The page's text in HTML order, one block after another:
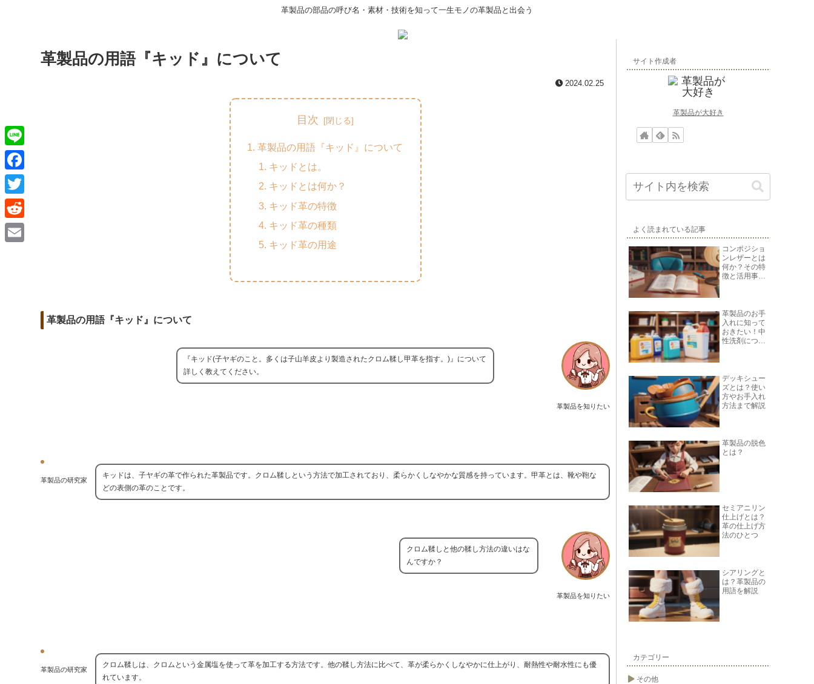
革製品の部品の呼び名・素材・技術を知って一生モノの革製品と出会う
革製品の用語『キッド』について
2024.02.25
目次
革製品の用語『キッド』について
キッドとは。
キッドとは何か？
キッド革の特徴
キッド革の種類
キッド革の用途
革製品の用語『キッド』について
革製品を知りたい
『キッド(子ヤギのこと。多くは子山羊皮より製造されたクロム鞣し甲革を指す。)』について
詳しく教えてください。
革製品の研究家
キッドは、子ヤギの革で作られた革製品です。クロム鞣しという方法で加工されており、柔らかくしなやかな質感を持っています。甲革とは、靴や鞄な
どの表側の革のことです。
革製品を知りたい
クロム鞣しと他の鞣し方法の違いはな
んですか？
革製品の研究家
クロム鞣しは、クロムという金属塩を使って革を加工する方法です。他の鞣し方法に比べて、革が柔らかくしなやかに仕上がり、耐熱性や耐水性にも優
れています。
サイト作成者
革製品が大好き
よく読まれている記事
コンポジショ
ンレザーとは
何か？その特
徴と活用事例
革製品のお手
入れに知って
おきたい！中
性洗剤につい
デッキシュー
ズとは？使い
方やお手入れ
方法まで解説
革製品の脱色
とは？
セミアニリン
仕上げとは？
革の仕上げ方
法のひとつ
シアリングと
は？革製品の
用語を解説
カテゴリー
その他
L
i
n
e
F
a
c
e
T
w
i
R